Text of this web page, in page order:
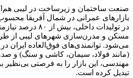
صنعت ساختمان و زیرساخت در لیبی
بازارهای عمرانی در شمال آفریقا
در تولیدات داخلی،
مسکن و مدرن‌سازی شهرهای لیبی از
می‌شود. توانمندی‌های فوق‌العاده ایران
(مانند فولاد، سیمان، کاشی و سنگ) و
مهندسی، این بازار را به فرصتی
تبدیل کرده است.